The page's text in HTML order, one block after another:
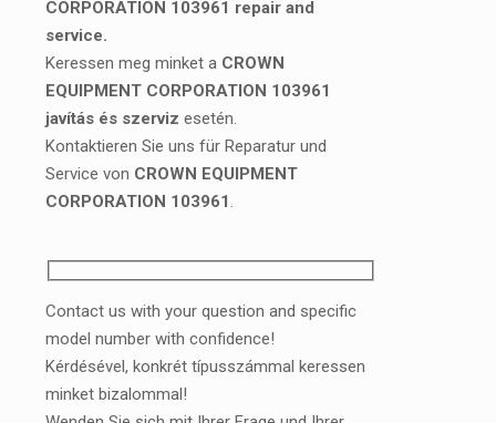
CORPORATION 103961 repair and
service.
Keressen meg minket a CROWN
EQUIPMENT CORPORATION 103961
javítás és szerviz esetén.
Kontaktieren Sie uns für Reparatur und
Service von CROWN EQUIPMENT
CORPORATION 103961 .
Contact us with your question and specific
model number with confidence!
Kérdésével, konkrét típusszámmal keressen
minket bizalommal!